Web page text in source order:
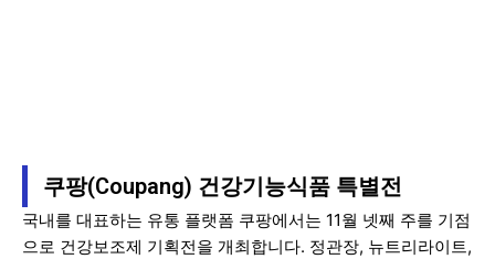
쿠팡(Coupang) 건강기능식품 특별전
국내를 대표하는 유통 플랫폼 쿠팡에서는 11월 넷째 주를 기점
으로 건강보조제 기획전을 개최합니다. 정관장, 뉴트리라이트,